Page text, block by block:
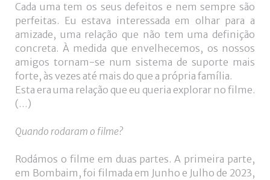
Cada uma tem os seus defeitos e nem sempre são
perfeitas. Eu estava interessada em olhar para a
amizade, uma relação que não tem uma definição
concreta. À medida que envelhecemos, os nossos
amigos tornam-se num sistema de suporte mais
forte, às vezes até mais do que a própria família.
Esta era uma relação que eu queria explorar no filme.
(…)
Quando rodaram o filme?
Rodámos o filme em duas partes. A primeira parte,
em Bombaim, foi filmada em Junho e Julho de 2023,